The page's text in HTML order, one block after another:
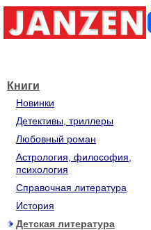
Книги
Новинки
Детективы, триллеры
Любовный роман
Астрология, философия,
психология
Справочная литература
История
Детская литература